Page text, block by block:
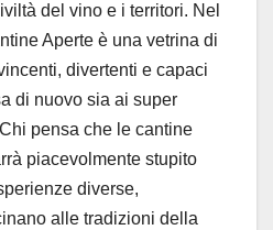
del vino e i territori. Nel
Aperte è una vetrina di
divertenti e capaci
di nuovo sia ai super
pensa che le cantine
piacevolmente stupito
diverse,
alle tradizioni della